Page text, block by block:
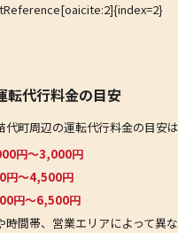
転代行料金の目安
代町周辺の運転代行料金の目安は
円〜3,000円
円〜4,500円
円〜6,500円
時間帯、営業エリアによって異